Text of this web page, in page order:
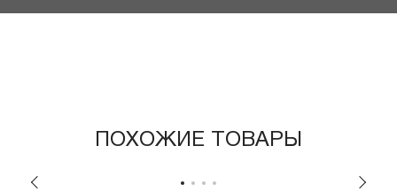
ПОХОЖИЕ ТОВАРЫ